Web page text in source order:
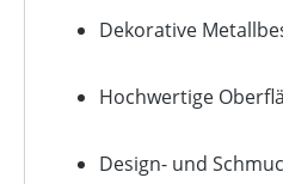
Dekorative
Hochwertige
Design- und